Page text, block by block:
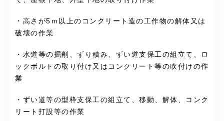
・高さが5ｍ以上のコンクリート造の工作物の解体又は
破壊の作業
・水道等の掘削、ずり積み、ずい道支保工の組立て、ロ
ックボルトの取り付け又はコンクリート等の吹付けの作
業
・ずい道等の型枠支保工の組立て、移動、解体、コンク
リート打設等の作業